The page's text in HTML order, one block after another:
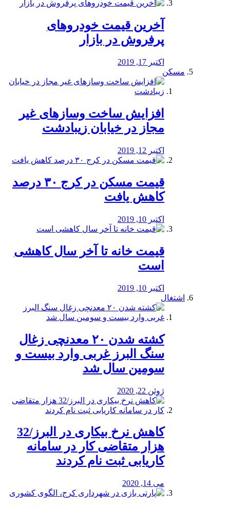
آخرین قیمت خودرو‌های
پرفروش در بازار
اکتبر 17, 2019
مسکن
افزایش ساخت وسازهای غیر
مجاز در خیابان زیبادشت
اکتبر 12, 2019
️قیمت مسکن در کرج ۳۰ درصد
کاهش یافت
اکتبر 10, 2019
قیمت خانه تا آخر سال کاهشی
است
اکتبر 10, 2019
اشتغال
کشته شدن ۲۰ معدنچی زغال
سنگ البرز غربی وارد بیست و
سومین سال شد
ژوئن 22, 2020
کاهش نرخ بیکاری در البرز/32
هزار متقاضی کار در سامانه
کاریابی ثبت نام کردند
می 14, 2020